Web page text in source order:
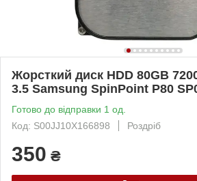
Жорсткий диск HDD 80GB
3.5 Samsung SpinPoint P80
Готово до відправки 1 од.
Код: S00JJ10X166898
Роздріб
350 ₴